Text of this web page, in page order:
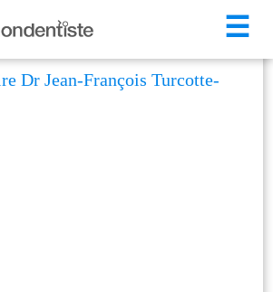
☰
Dr Jean-François Turcotte-